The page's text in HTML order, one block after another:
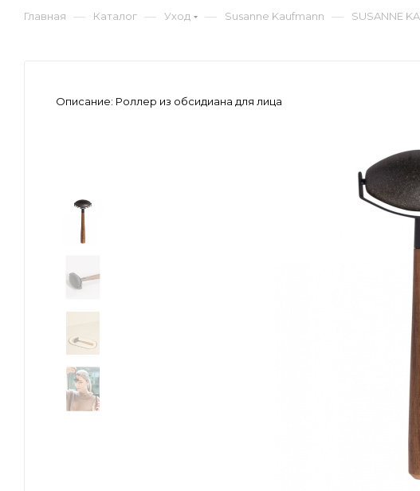
Главная — Каталог — Уход — Susanne Kaufmann — SUSANNE
Описание: Роллер из обсидиана для лица